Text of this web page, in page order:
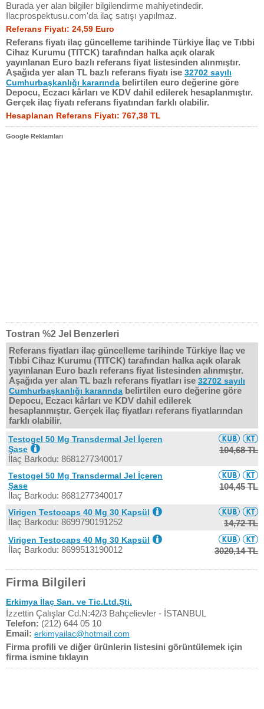
Burada yer alan bilgiler bilgilendirme mahiyetindedir.
Ilacprospektusu.com'da ilaç satışı yapılmaz.
Referans Fiyatı: 24,59 Euro
Referans fiyatı ilaç güncelleme tarihinde Türkiye İlaç ve Tıbbi
Cihaz Kurumu (TITCK) tarafından halka açık olarak
yayınlanan Euro bazlı referans fiyat listesinden alınmıştır.
Aşağıda yer alan TL bazlı referans fiyatı ise 32702 sayılı
Cumhurbaşkanlığı kararında belirtilen euro değerine göre
Depocu, Eczacı kârları ve KDV dahil edilerek hesaplanmıştır.
Gerçek ilaç fiyatı referans fiyatından farklı olabilir.
Hesaplanan Referans Fiyatı: 767,38 TL
Google Reklamları
Tostran %2 Jel Benzerleri
Referans fiyatları ilaç güncelleme tarihinde Türkiye İlaç ve
Tıbbi Cihaz Kurumu (TITCK) tarafından halka açık olarak
yayınlanan Euro bazlı referans fiyat listesinden alınmıştır.
Aşağıda yer alan TL bazlı referans fiyatları ise 32702 sayılı
Cumhurbaşkanlığı kararında belirtilen euro değerine göre
Depocu, Eczacı kârları ve KDV dahil edilerek
hesaplanmıştır. Gerçek ilaç fiyatları referans fiyatlarından
farklı olabilir.
Testogel 50 Mg Transdermal Jel İçeren
Şase
İlaç Barkodu: 8681277340017
104,68 TL
Testogel 50 Mg Transdermal Jel İçeren
Şase
İlaç Barkodu: 8681277340017
104,45 TL
Virigen Testocaps 40 Mg 30 Kapsül
İlaç Barkodu: 8699790191252 14,72 TL
Virigen Testocaps 40 Mg 30 Kapsül
İlaç Barkodu: 8699513190012 3020,14 TL
Firma Bilgileri
Erkimya İlaç San. ve Tic.Ltd.Şti.
İzzettin Çalışlar Cd.N:42/3 Bahçelievler - İSTANBUL
Telefon: (212) 644 05 10
Email: erkimyailac@hotmail.com
Firma profili ve diğer ürünlerin listesini görüntülemek için
firma ismine tıklayın